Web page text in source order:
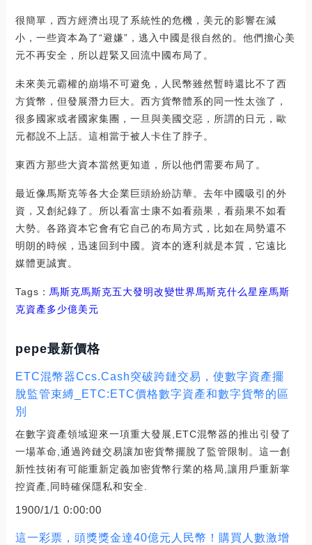
很簡單，西方經濟出現了系統性的危機，美元的影響在減
小，一些資本為了“避嫌”，逃入中國是很自然的。他們擔心美
元不再安全，所以趕緊又回流中國布局了。
未來美元霸權的崩塌不可避免，人民幣雖然暫時還比不了西
方貨幣，但發展潛力巨大。西方貨幣體系的同一性太強了，
很多國家或者國家集團，一旦與美國交惡，所謂的日元，歐
元都說不上話。這相當于被人卡住了脖子。
東西方那些大資本當然更知道，所以他們需要布局了。
最近像馬斯克等各大企業巨頭紛紛訪華。去年中國吸引的外
資，又創紀錄了。所以看富士康不如看蘋果，看蘋果不如看
大勢。各路資本它會有它自己的布局方式，比如在局勢還不
明朗的時候，迅速回到中國。資本的逐利就是本質，它遠比
媒體更誠實。
Tags： 馬斯克馬斯克五大發明改變世界馬斯克什么星座馬斯
克資產多少億美元
pepe最新價格
ETC混幣器Ccs.Cash突破跨鏈交易，使數字資產擺
脫監管束縛_ETC:ETC價格數字資產和數字貨幣的區
別
在數字資產領域迎來一項重大發展,ETC混幣器的推出引發了
一場革命,通過跨鏈交易讓加密貨幣擺脫了監管限制。這一創
新性技術有可能重新定義加密貨幣行業的格局,讓用戶重新掌
控資產,同時確保隱私和安全.
1900/1/1 0:00:00
這一彩票，頭獎獎金達40億元人民幣！購買人數激增